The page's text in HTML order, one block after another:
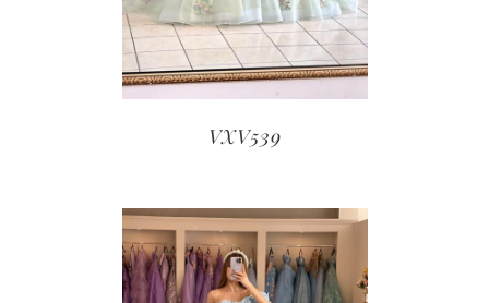
VXV539